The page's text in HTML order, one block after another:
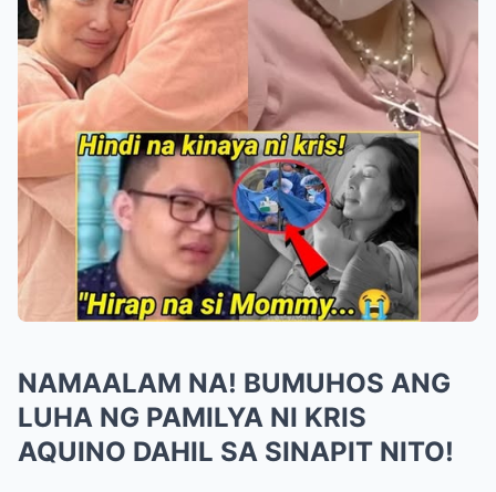
NAMAALAM NA! BUMUHOS ANG
LUHA NG PAMILYA NI KRIS
AQUINO DAHIL SA SINAPIT NITO!